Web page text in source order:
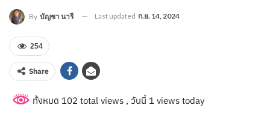
By บัญชา นารี Last updated ก.ย. 14, 2024
254
Share
ทั้งหมด 102 total views , วันนี้ 1 views today